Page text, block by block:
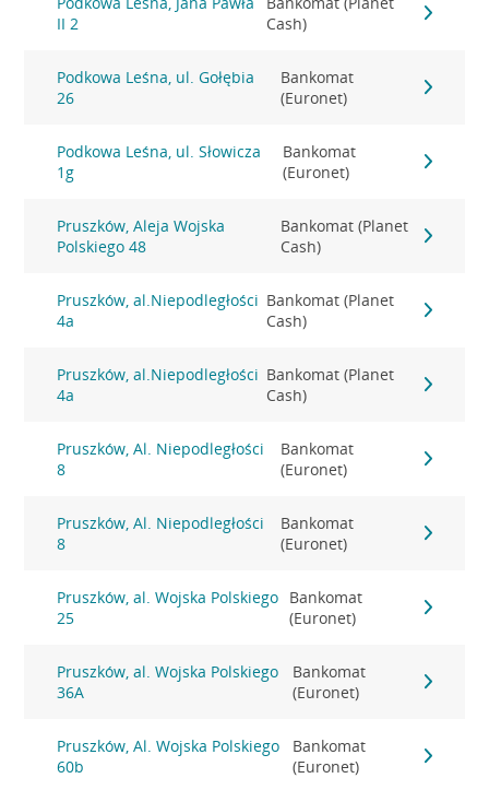
II 2
Cash)
Podkowa Leśna, ul. Gołębia
26
Bankomat
(Euronet)
Podkowa Leśna, ul. Słowicza
1g
Bankomat
(Euronet)
Pruszków, Aleja Wojska
Polskiego 48
Bankomat (Planet
Cash)
Pruszków, al.Niepodległości
4a
Bankomat (Planet
Cash)
Pruszków, al.Niepodległości
4a
Bankomat (Planet
Cash)
Pruszków, Al. Niepodległości
8
Bankomat
(Euronet)
Pruszków, Al. Niepodległości
8
Bankomat
(Euronet)
Pruszków, al. Wojska Polskiego
25
Bankomat
(Euronet)
Pruszków, al. Wojska Polskiego
36A
Bankomat
(Euronet)
Pruszków, Al. Wojska Polskiego
60b
Bankomat
(Euronet)